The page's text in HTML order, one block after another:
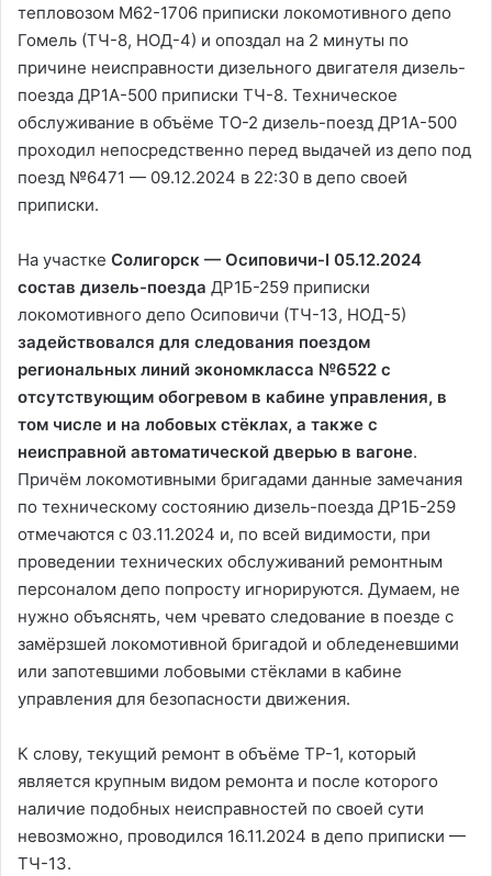
тепловозом М62-1706 приписки локомотивного депо
Гомель (ТЧ-8, НОД-4) и опоздал на 2 минуты по
причине неисправности дизельного двигателя дизель-
поезда ДР1А-500 приписки ТЧ-8. Техническое
обслуживание в объёме ТО-2 дизель-поезд ДР1А-500
проходил непосредственно перед выдачей из депо под
поезд №6471 — 09.12.2024 в 22:30 в депо своей
приписки.
На участке Солигорск — Осиповичи-І 05.12.2024
состав дизель-поезда ДР1Б-259 приписки
локомотивного депо Осиповичи (ТЧ-13, НОД-5)
задействовался для следования поездом
региональных линий экономкласса №6522 с
отсутствующим обогревом в кабине управления, в
том числе и на лобовых стёклах, а также с
неисправной автоматической дверью в вагоне.
Причём локомотивными бригадами данные замечания
по техническому состоянию дизель-поезда ДР1Б-259
отмечаются с 03.11.2024 и, по всей видимости, при
проведении технических обслуживаний ремонтным
персоналом депо попросту игнорируются. Думаем, не
нужно объяснять, чем чревато следование в поезде с
замёрзшей локомотивной бригадой и обледеневшими
или запотевшими лобовыми стёклами в кабине
управления для безопасности движения.
К слову, текущий ремонт в объёме ТР-1, который
является крупным видом ремонта и после которого
наличие подобных неисправностей по своей сути
невозможно, проводился 16.11.2024 в депо приписки —
ТЧ-13.